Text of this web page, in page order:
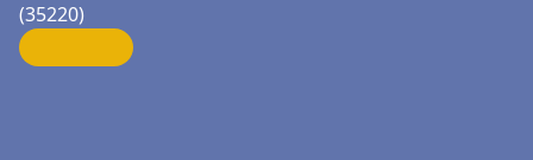
(35220)